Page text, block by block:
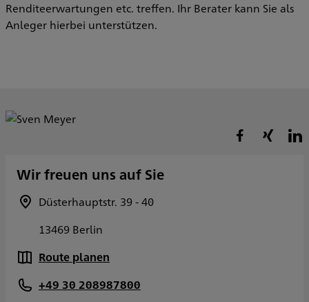
Renditeerwartungen etc. treffen. Ihr Berater kann Sie als
Anleger hierbei unterstützen.
Wir freuen uns auf Sie
Düsterhauptstr. 39 - 40
13469 Berlin
Route planen
+49 30 208987800